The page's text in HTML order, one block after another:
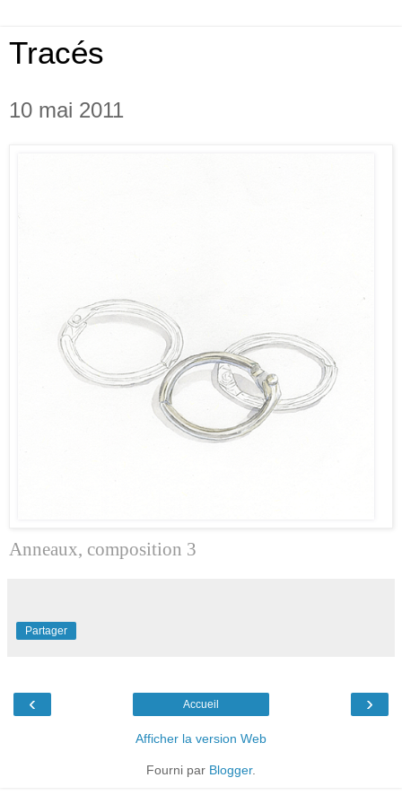
Tracés
10 mai 2011
Anneaux, composition 3
Partager
‹ ›
Accueil
Afficher la version Web
Fourni par Blogger.